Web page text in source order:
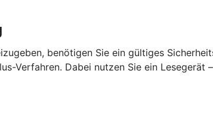
benötigen Sie ein gültiges
Verfahren. Dabei nutzen Sie ein Lesegerät